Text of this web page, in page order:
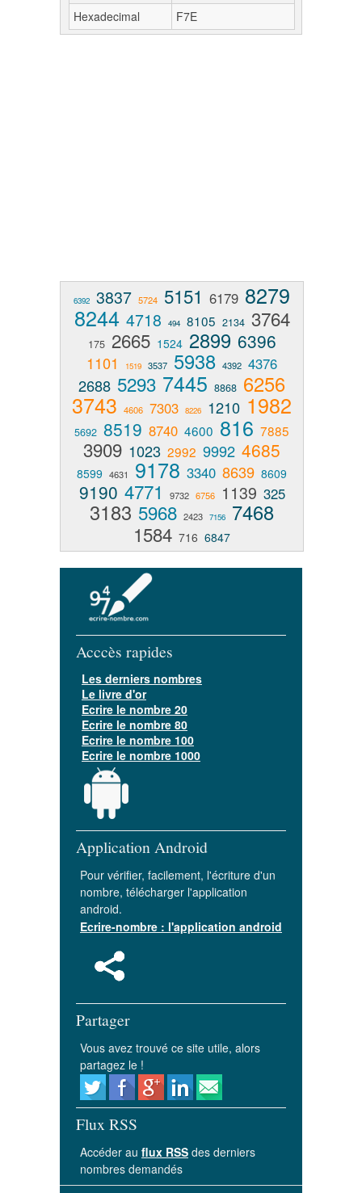
Hexadecimal
F7E
6392 3837 5724 5151 6179 8279
8244 4718 494 8105 2134 3764
175 2665 1524 2899 6396
1101 1519 3537 5938 4392 4376
2688 5293 7445 8868 6256
3743 4606 7303 8226 1210 1982
5692 8519 8740 4600 816 7885
3909 1023 2992 9992 4685
8599 4631 9178 3340 8639 8609
9190 4771 9732 6756 1139 325
3183 5968 2423 7156 7468
1584 716 6847
Acccès rapides
Les derniers nombres
Le livre d'or
Ecrire le nombre 20
Ecrire le nombre 80
Ecrire le nombre 100
Ecrire le nombre 1000
Application Android
Pour vérifier, facilement, l'écriture d'un
nombre, télécharger l'application
android.
Ecrire-nombre : l'application android
Partager
Vous avez trouvé ce site utile, alors
partagez le !
Flux RSS
Accéder au flux RSS des derniers
nombres demandés